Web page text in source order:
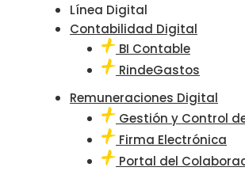
Línea Digital
Contabilidad Digital
BI Contable
RindeGastos
Remuneraciones Digital
Gestión y Control
Firma Electrónica
Portal del